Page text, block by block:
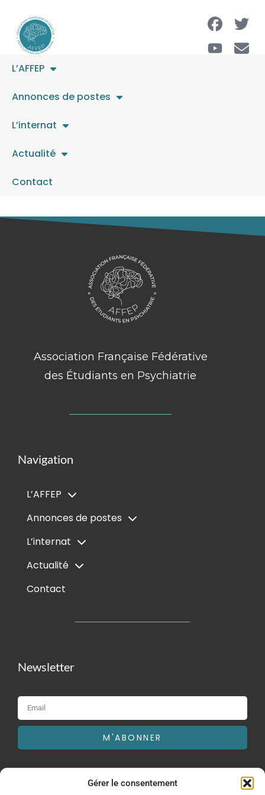
Gérer le consentement
L’AFFEP
Annonces de postes
L’internat
Actualité
Contact
Pédopsychiatre – 59
I07 (CMP Wattrelos)
Association Française Fédérative
des Étudiants en Psychiatrie
Navigation
L’AFFEP
Annonces de postes
L’internat
Actualité
Contact
Newsletter
M'ABONNER